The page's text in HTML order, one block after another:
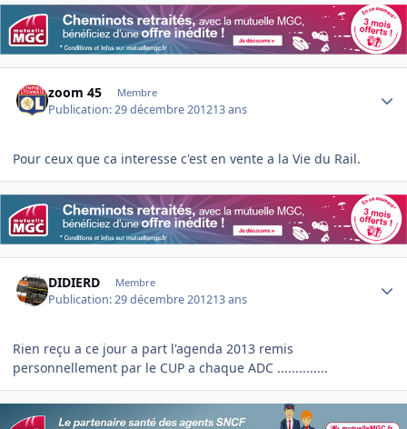
zoom 45 Membre
Publication:29 décembre 201213 ans
Pour ceux que ca interesse c'est en vente a la Vie du Rail.
DIDIERD Membre
Publication:29 décembre 201213 ans
Rien reçu a ce jour a part l'agenda 2013 remis
personnellement par le CUP a chaque ADC ..............